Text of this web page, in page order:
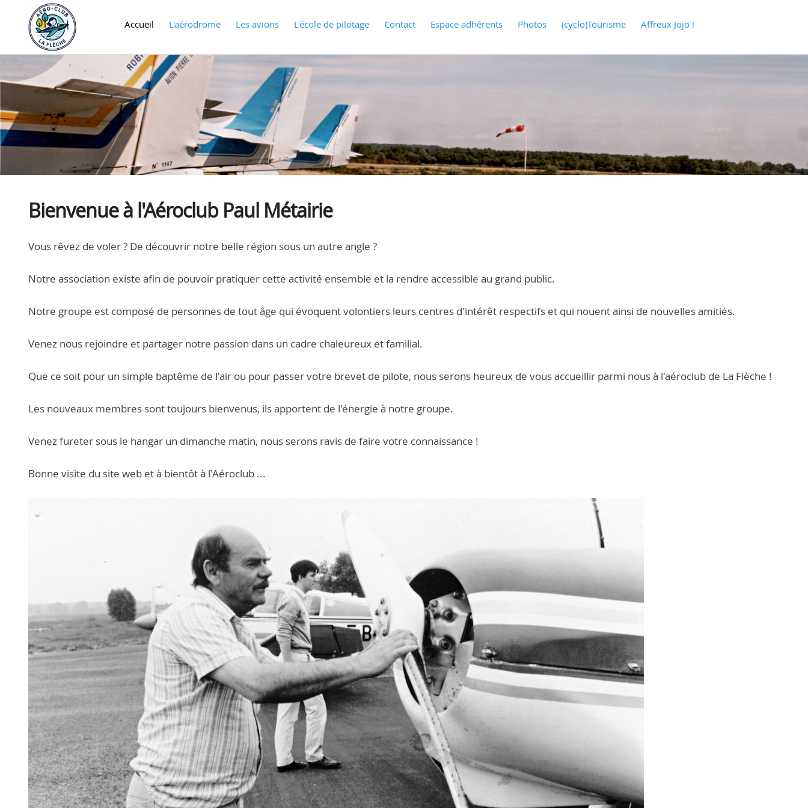
Accueil L'aérodrome Les avions L'école de pilotage Contact Espace adhérents Photos (cyclo)Tourisme Affreux Jojo !
Bienvenue à l'Aéroclub Paul Métairie
Vous rêvez de voler ? De découvrir notre belle région sous un autre angle ?
Notre association existe afin de pouvoir pratiquer cette activité ensemble et la rendre accessible au grand public.
Notre groupe est composé de personnes de tout âge qui évoquent volontiers leurs centres d'intérêt respectifs et qui nouent ainsi de nouvelles amitiés.
Venez nous rejoindre et partager notre passion dans un cadre chaleureux et familial.
Que ce soit pour un simple baptême de l'air ou pour passer votre brevet de pilote, nous serons heureux de vous accueillir parmi nous à l'aéroclub de La Flèche !
Les nouveaux membres sont toujours bienvenus, ils apportent de l'énergie à notre groupe.
Venez fureter sous le hangar un dimanche matin, nous serons ravis de faire votre connaissance !
Bonne visite du site web et à bientôt à l'Aéroclub ...